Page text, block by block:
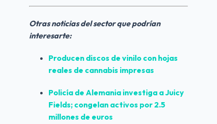
Otras noticias del sector que podrían
interesarte:
Producen discos de vinilo con hojas
reales de cannabis impresas
Policía de Alemania investiga a Juicy
Fields; congelan activos por 2.5
millones de euros